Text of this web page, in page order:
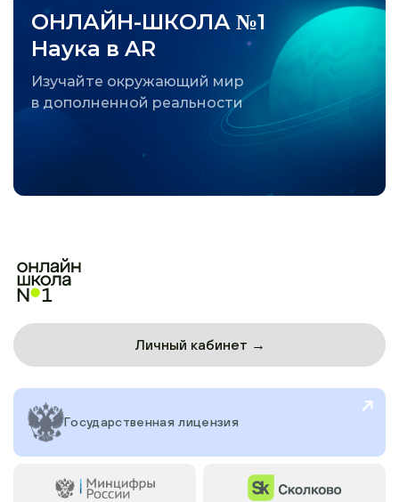
ОНЛАЙН-ШКОЛА №1
Наука в AR
Изучайте окружающий мир
в дополненной реальности
Личный кабинет →
Государственная лицензия